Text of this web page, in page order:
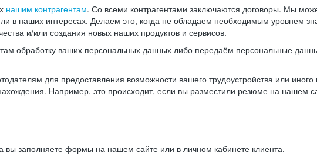
нашим контрагентам. Со всеми контрагентами заключаются договоры. Мы
в наших интересах. Делаем это, когда не обладаем необходимым уровнем
и/или создания новых наших продуктов и сервисов.
обработку ваших персональных данных либо передаём персональные
для предоставления возможности вашего трудоустройства или
Например, это происходит, если вы разместили резюме на нашем
заполняете формы на нашем сайте или в личном кабинете клиента.